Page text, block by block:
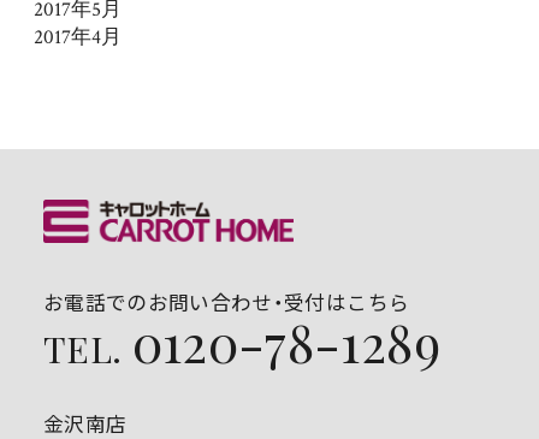
2017年5月
2017年4月
お電話でのお問い合わせ・受付はこちら
TEL. 0120-78-1289
金沢南店